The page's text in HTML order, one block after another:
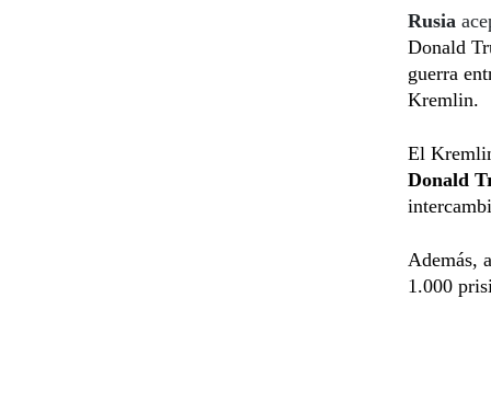
Rusia
Donald
guerra
Kremlin.
El
Donald
Además,
1.000